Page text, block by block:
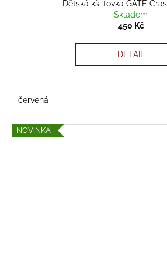
Dětská kšiltovka GATE
Skladem
450 Kč
DETAIL
červená
NOVINKA